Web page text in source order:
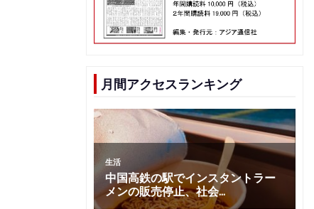
月間アクセスランキング